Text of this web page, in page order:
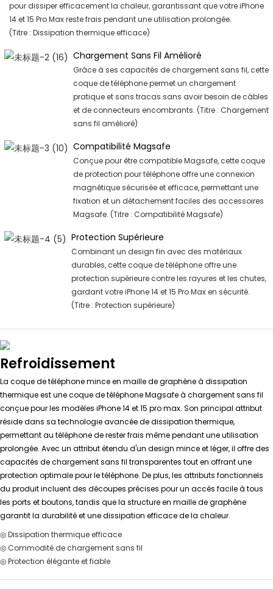
pour dissiper efficacement la chaleur, garantissant que votre iPhone
14 et 15 Pro Max reste frais pendant une utilisation prolongée.
(Titre : Dissipation thermique efficace)
Chargement Sans Fil Amélioré
Grâce à ses capacités de chargement sans fil, cette
coque de téléphone permet un chargement
pratique et sans tracas sans avoir besoin de câbles
et de connecteurs encombrants. (Titre : Chargement
sans fil amélioré)
Compatibilité Magsafe
Conçue pour être compatible Magsafe, cette coque
de protection pour téléphone offre une connexion
magnétique sécurisée et efficace, permettant une
fixation et un détachement faciles des accessoires
Magsafe. (Titre : Compatibilité Magsafe)
Protection Supérieure
Combinant un design fin avec des matériaux
durables, cette coque de téléphone offre une
protection supérieure contre les rayures et les chutes,
gardant votre iPhone 14 et 15 Pro Max en sécurité.
(Titre : Protection supérieure)
Refroidissement
La coque de téléphone mince en maille de graphène à dissipation
thermique est une coque de téléphone Magsafe à chargement sans fil
conçue pour les modèles iPhone 14 et 15 pro max. Son principal attribut
réside dans sa technologie avancée de dissipation thermique,
permettant au téléphone de rester frais même pendant une utilisation
prolongée. Avec un attribut étendu d'un design mince et léger, il offre des
capacités de chargement sans fil transparentes tout en offrant une
protection optimale pour le téléphone. De plus, les attributs fonctionnels
du produit incluent des découpes précises pour un accès facile à tous
les ports et boutons, tandis que la structure en maille de graphène
garantit la durabilité et une dissipation efficace de la chaleur.
◎ Dissipation thermique efficace
◎ Commodité de chargement sans fil
◎ Protection élégante et fiable